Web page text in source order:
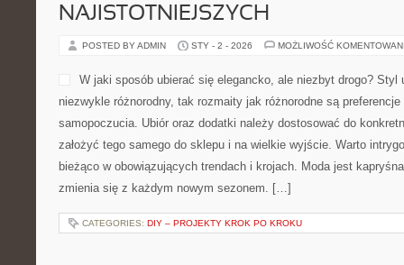
NAJISTOTNIEJSZYCH
POSTED BY ADMIN STY - 2 - 2026 MOŻLIWOŚĆ
W jaki sposób ubierać się elegancko, ale niezbyt drogo? Styl
niezwykle różnorodny, tak rozmaity jak różnorodne są
samopoczucia. Ubiór oraz dodatki należy dostosować do
założyć tego samego do sklepu i na wielkie wyjście. Warto
bieżąco w obowiązujących trendach i krojach. Moda jest
zmienia się z każdym nowym sezonem. […]
CATEGORIES: DIY – PROJEKTY KROK PO KROKU